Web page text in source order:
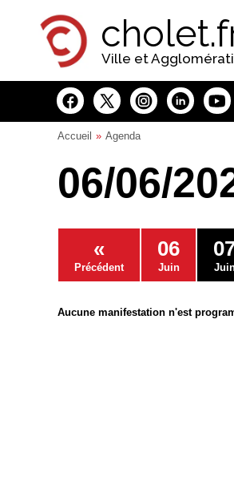
Ville et
Accueil Agenda
06/06/
«
Précédent
06
Juin
Aucune manifestation n'est